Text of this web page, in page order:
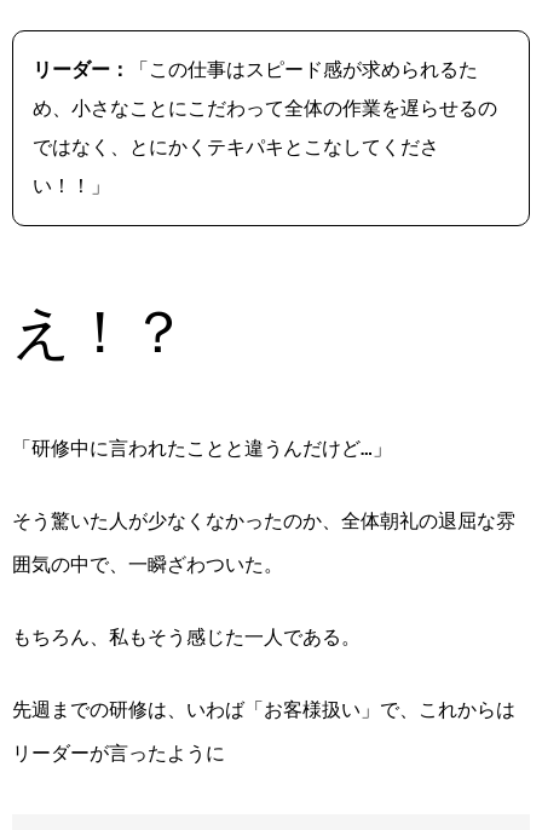
リーダー：
「この仕事はスピード感が求められるた
め、小さなことにこだわって全体の作業を遅らせるの
ではなく、とにかくテキパキとこなしてくださ
い！！」
え！？
「研修中に言われたことと違うんだけど…」
そう驚いた人が少なくなかったのか、全体朝礼の退屈な雰
囲気の中で、一瞬ざわついた。
もちろん、私もそう感じた一人である。
先週までの研修は、いわば「お客様扱い」で、これからは
リーダーが言ったように